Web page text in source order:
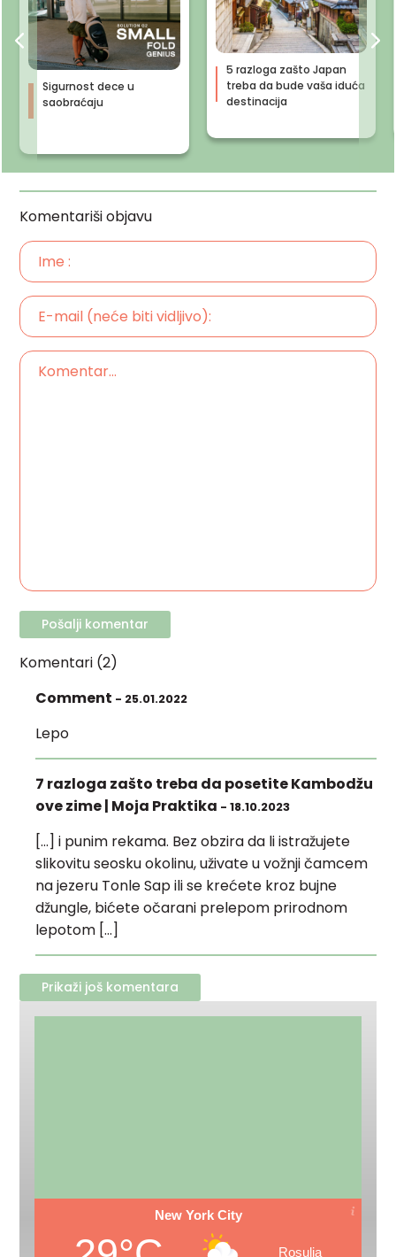
Sigurnost dece u
saobraćaju
5 razloga zašto Japan
treba da bude vaša iduća
destinacija
Komentariši objavu
Komentari (2)
Comment - 25.01.2022
Lepo
7 razloga zašto treba da posetite Kambodžu
ove zime | Moja Praktika - 18.10.2023
[…] i punim rekama. Bez obzira da li istražujete
slikovitu seosku okolinu, uživate u vožnji čamcem
na jezeru Tonle Sap ili se krećete kroz bujne
džungle, bićete očarani prelepom prirodnom
lepotom […]
Prikaži još komentara
New York City
Rosulja